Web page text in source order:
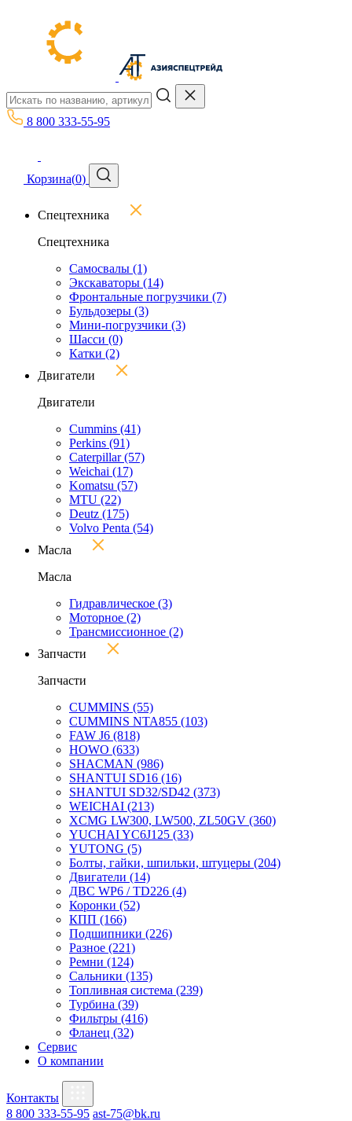
8 800 333-55-95
Корзина(0)
Спецтехника
Спецтехника
Самосвалы (1)
Экскаваторы (14)
Фронтальные погрузчики (7)
Бульдозеры (3)
Мини-погрузчики (3)
Шасси (0)
Катки (2)
Двигатели
Двигатели
Cummins (41)
Perkins (91)
Caterpillar(57)
Weichai (17)
Komatsu (57)
MTU (22)
Deutz (175)
Volvo Penta (54)
Масла
Масла
Гидравлическое (3)
Моторное (2)
Трансмиссионное (2)
Запчасти
Запчасти
CUMMINS (55)
CUMMINS NTA855 (103)
FAW J6 (818)
HOWO (633)
SHACMAN (986)
SHANTUI SD16 (16)
SHANTUI SD32/SD42 (373)
WEICHAI (213)
XCMG LW300, LW500, ZL50GV (360)
YUCHAI YC6J125 (33)
YUTONG (5)
Болты, гайки, шпильки, штуцеры (204)
Двигатели (14)
ДВС WP6 / TD226 (4)
Коронки (52)
КПП (166)
Подшипники (226)
Разное (221)
Ремни (124)
Сальники (135)
Топливная система (239)
Турбина (39)
Фильтры (416)
Фланец (32)
Сервис
О компании
Контакты
8 800 333-55-95 ast-75@bk.ru